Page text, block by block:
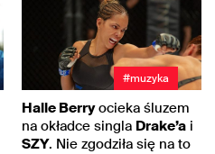
#muzyka
Halle Berryocieka śluzem
na okładce singla Drake’a i
SZY. Nie zgodziła się na to